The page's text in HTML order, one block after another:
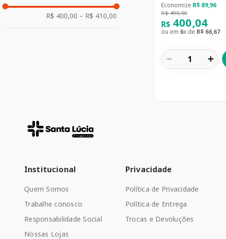
R$ 400,00 – R$ 410,00
Economize R$ 89,96
R$ 490,00
R$ 400,04
ou em 6x de R$ 66,67
＋
－
Institucional
Quem Somos
Trabalhe conosco
Responsabilidade Social
Nossas Lojas
Privacidade
Política de Privacidade
Política de Entrega
Trocas e Devoluções